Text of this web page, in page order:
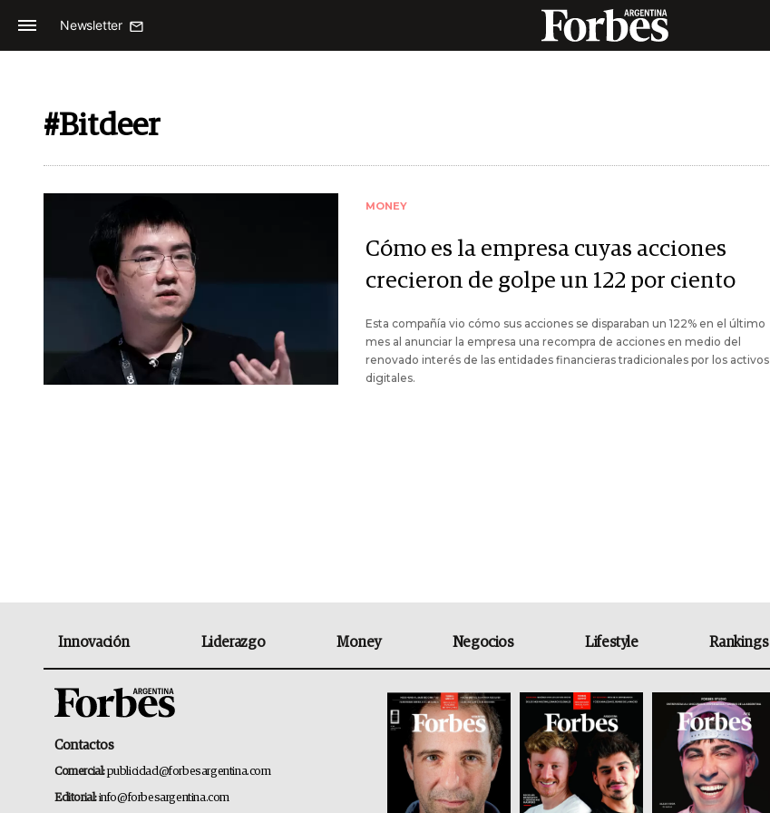
Newsletter
#Bitdeer
MONEY
Cómo es la empresa cuyas acciones
crecieron de golpe un 122 por ciento
Esta compañía vio cómo sus acciones se disparaban un 122% en el último
mes al anunciar la empresa una recompra de acciones en medio del
renovado interés de las entidades financieras tradicionales por los activos
digitales.
Innovación Liderazgo Money Negocios Lifestyle Rankings
Contactos
Comercial:publicidad@forbesargentina.com
Editorial:info@forbesargentina.com